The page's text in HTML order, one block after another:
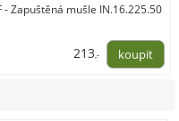
- Zapuštěná mušle IN.16.225.50
213,-